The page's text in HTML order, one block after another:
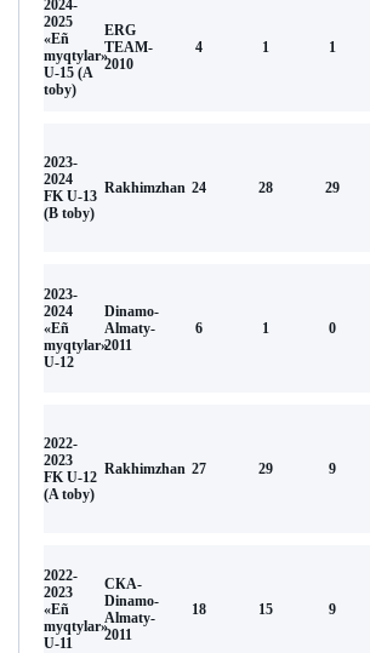
2024-
2025
«Eñ
myqtylar»
U-15 (A
toby)
ERG
TEAM-
2010
4 1 1
2023-
2024
FK U-13
(В toby)
Rakhimzhan 24 28 29
2023-
2024
«Eñ
myqtylar»
U-12
Dinamo-
Almaty-
2011
6 1 0
2022-
2023
FK U-12
(A toby)
Rakhimzhan 27 29 9
2022-
2023
«Eñ
myqtylar»
U-11
СКА-
Dinamo-
Almaty-
2011
18 15 9